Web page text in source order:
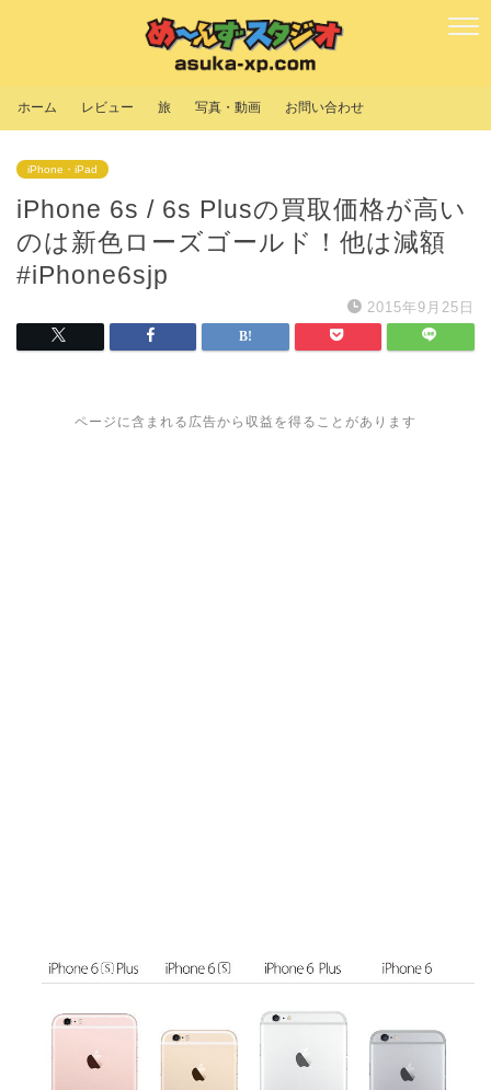
ホーム レビュー 旅 写真・動画 お問い合わせ
iPhone・iPad
iPhone 6s / 6s Plusの買取価格が高い
のは新色ローズゴールド！他は減額
#iPhone6sjp
2015年9月25日
ページに含まれる広告から収益を得ることがあります